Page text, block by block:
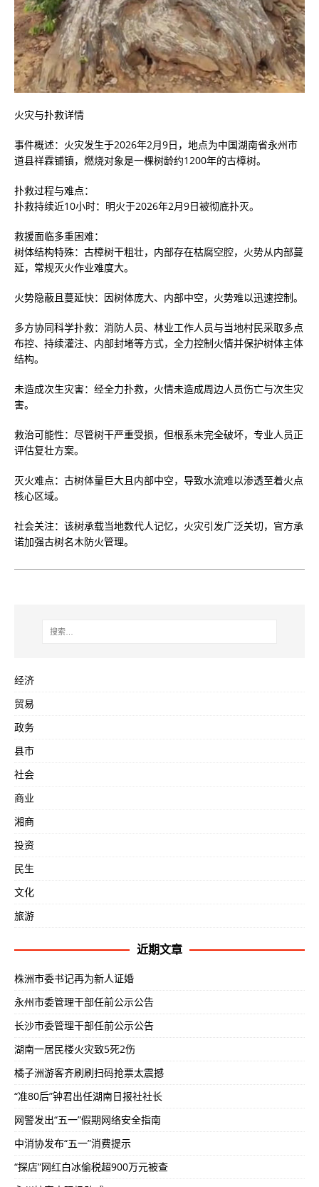
火灾与扑救详情
‌事件概述‌：火灾发生于‌2026年2月9日‌，地点为‌中国湖南省永州市
道县祥霖铺镇‌，燃烧对象是一棵‌树龄约1200年的古樟树‌。‌‌
‌扑救过程与难点‌：
‌扑救持续近10小时‌：明火于2026年2月9日被彻底扑灭。‌‌
‌救援面临多重困难‌：
‌树体结构特殊‌：古樟树干粗壮，内部存在枯腐空腔，火势从内部蔓
延，常规灭火作业难度大。‌‌
‌火势隐蔽且蔓延快‌：因树体庞大、内部中空，火势难以迅速控制。‌‌
‌多方协同科学扑救‌：消防人员、林业工作人员与当地村民采取‌多点
布控、持续灌注、内部封堵‌等方式，全力控制火情并保护树体主体
结构。‌‌
‌未造成次生灾害‌：经全力扑救，火情‌未造成周边人员伤亡与次生灾
害‌。‌‌
‌救治可能性‌：尽管树干严重受损，但根系未完全破坏，专业人员正
评估复壮方案。‌‌
‌灭火难点‌：古树体量巨大且内部中空，导致水流难以渗透至着火点
核心区域。‌‌
‌社会关注‌：该树承载当地数代人记忆，火灾引发广泛关切，官方承
诺加强古树名木防火管理。‌‌
经济
贸易
政务
县市
社会
商业
湘商
投资
民生
文化
旅游
近期文章
株洲市委书记再为新人证婚
永州市委管理干部任前公示公告
长沙市委管理干部任前公示公告
湖南一居民楼火灾致5死2伤
橘子洲游客齐刷刷扫码抢票太震撼
“准80后”钟君出任湖南日报社社长
网警发出“五一”假期网络安全指南
中消协发布“五一”消费提示
“探店”网红白冰偷税超900万元被查